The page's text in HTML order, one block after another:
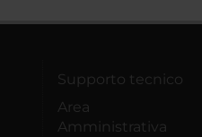
Supporto tecnico
Area
Amministrativa